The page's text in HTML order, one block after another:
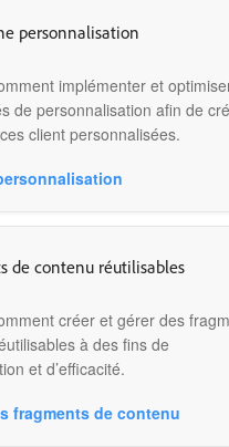
personnalisation
implémenter et
de personnalisation afin de
client personnalisées.
de contenu réutilisables
créer et gérer des
à des fins de
et d’efficacité.
fragments de contenu